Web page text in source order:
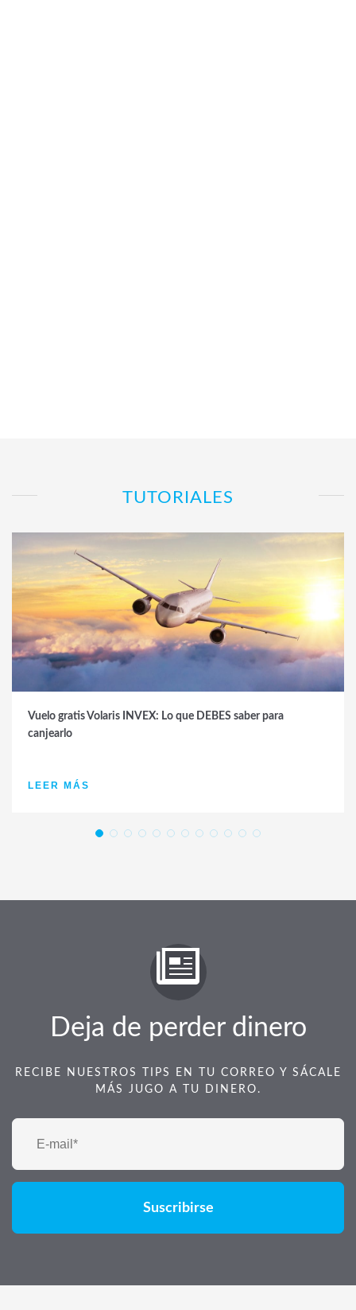
TUTORIALES
Vuelo gratis Volaris INVEX: Lo que DEBES saber para
canjearlo
LEER MÁS
Deja de perder dinero
RECIBE NUESTROS TIPS EN TU CORREO Y SÁCALE
MÁS JUGO A TU DINERO.